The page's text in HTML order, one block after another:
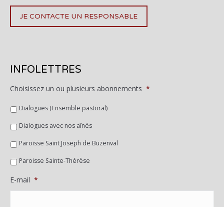
JE CONTACTE UN RESPONSABLE
INFOLETTRES
Choisissez un ou plusieurs abonnements *
Dialogues (Ensemble pastoral)
Dialogues avec nos aînés
Paroisse Saint Joseph de Buzenval
Paroisse Sainte-Thérèse
E-mail *